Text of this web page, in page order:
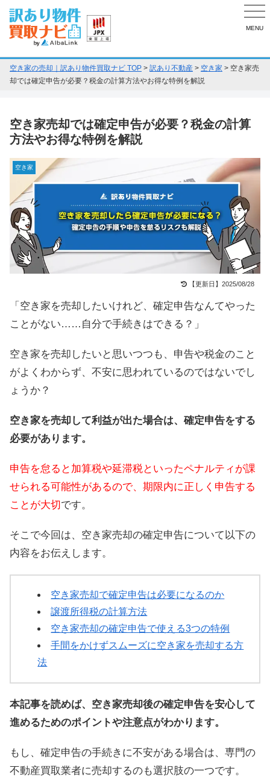
MENU
空き家の売却｜訳あり物件買取ナビ TOP > 訳あり不動産 > 空き家 > 空き家売
却では確定申告が必要？税金の計算方法やお得な特例を解説
空き家売却では確定申告が必要？税金の計算
方法やお得な特例を解説
空き家
【更新日】2025/08/28
「空き家を売却したいけれど、確定申告なんてやった
ことがない……自分で手続きはできる？」
空き家を売却したいと思いつつも、申告や税金のこと
がよくわからず、不安に思われているのではないでし
ょうか？
空き家を売却して利益が出た場合は、確定申告をする
必要があります。
申告を怠ると加算税や延滞税といったペナルティが課
せられる可能性があるので、期限内に正しく申告する
ことが大切です。
そこで今回は、空き家売却の確定申告について以下の
内容をお伝えします。
空き家売却で確定申告は必要になるのか
譲渡所得税の計算方法
空き家売却の確定申告で使える3つの特例
手間をかけずスムーズに空き家を売却する方
法
本記事を読めば、空き家売却後の確定申告を安心して
進めるためのポイントや注意点がわかります。
もし、確定申告の手続きに不安がある場合は、専門の
不動産買取業者に売却するのも選択肢の一つです。